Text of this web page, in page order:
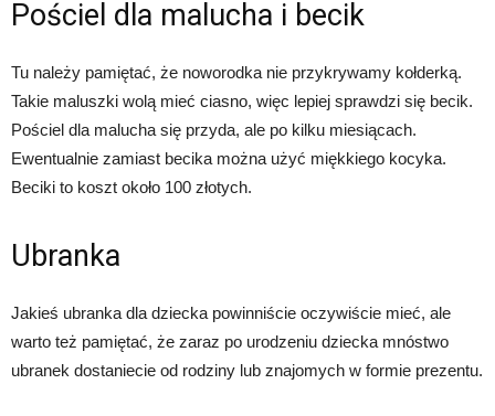
Pościel dla malucha i becik
Tu należy pamiętać, że noworodka nie przykrywamy kołderką.
Takie maluszki wolą mieć ciasno, więc lepiej sprawdzi się becik.
Pościel dla malucha się przyda, ale po kilku miesiącach.
Ewentualnie zamiast becika można użyć miękkiego kocyka.
Beciki to koszt około 100 złotych.
Ubranka
Jakieś ubranka dla dziecka powinniście oczywiście mieć, ale
warto też pamiętać, że zaraz po urodzeniu dziecka mnóstwo
ubranek dostaniecie od rodziny lub znajomych w formie prezentu.